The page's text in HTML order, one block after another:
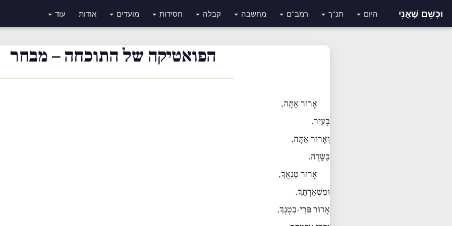
וּכְשֵׁם שֶׁאֲנִי היום תנ"ך רמב"ם מחשבה קבלה חסידות מועדים אודות עוד
הפואטיקה של התוכחה – מבחר
אָרוּר אַתָּה,
בָּעִיר.
וְאָרוּר אַתָּה,
בַּשָּׂדֶה.
אָרוּר טַנְאֲךָ,
וּמִשְׁאַרְתֶּךָ.
אָרוּר פְּרִי-בִטְנְךָ,